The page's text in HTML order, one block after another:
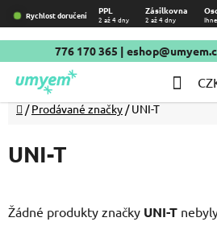
Přejít
na
obsah
Rychlost doručení PPL Zásilkovna
2 až 4 dny 2 až 4 dny
776 170 365 |
Domů
/ Prodávané značky / UNI-T
UNI-T
Žádné produkty značky UNI-T